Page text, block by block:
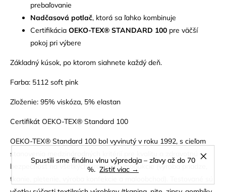
Spustili sme finálnu vlnu výpredaja – zľavy až do 70
%. Zistiť viac →
prebaľovanie
Nadčasová potlač, ktorá sa ľahko kombinuje
Certifikácia OEKO-TEX® STANDARD 100 pre väčší
pokoj pri výbere
Základný kúsok, po ktorom siahnete každý deň.
Farba: 5112 soft pink
Zloženie: 95% viskóza, 5% elastan
Certifikát OEKO-TEX® Standard 100
OEKO-TEX® Standard 100 bol vyvinutý v roku 1992, s cieľom
stanovenia medzinárodných kritérií pre kvalitu a zdravotnú
bezpečnosť na všetkých úrovniach produkcie (výroba priadze,
tkanie, pletenie, výroba konfekcie a maloobchod). Testované sú